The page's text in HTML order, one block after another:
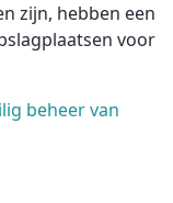
zijn, hebben een
voor
beheer van